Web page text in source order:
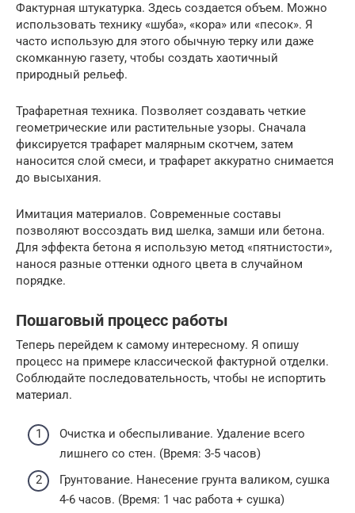
Фактурная штукатурка. Здесь создается объем. Можно
использовать технику «шуба», «кора» или «песок». Я
часто использую для этого обычную терку или даже
скомканную газету, чтобы создать хаотичный
природный рельеф.
Трафаретная техника. Позволяет создавать четкие
геометрические или растительные узоры. Сначала
фиксируется трафарет малярным скотчем, затем
наносится слой смеси, и трафарет аккуратно снимается
до высыхания.
Имитация материалов. Современные составы
позволяют воссоздать вид шелка, замши или бетона.
Для эффекта бетона я использую метод «пятнистости»,
нанося разные оттенки одного цвета в случайном
порядке.
Пошаговый процесс работы
Теперь перейдем к самому интересному. Я опишу
процесс на примере классической фактурной отделки.
Соблюдайте последовательность, чтобы не испортить
материал.
Очистка и обеспыливание. Удаление всего
лишнего со стен. (Время: 3-5 часов)
Грунтование. Нанесение грунта валиком, сушка
4-6 часов. (Время: 1 час работа + сушка)